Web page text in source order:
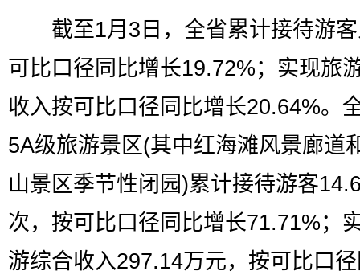
截至1月3日，全省累计接待游客
可比口径同比增长19.72%；实现旅
收入按可比口径同比增长20.64%。
5A级旅游景区(其中红海滩风景廊道
山景区季节性闭园)累计接待游客
次，按可比口径同比增长71.71%；
游综合收入297.14万元，按可比口